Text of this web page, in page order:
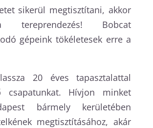
sikerül megtisztítani, akkor
Bobcat
gépeink tökéletesek erre a
20 éves tapasztalattal
csapatunkat. Hívjon minket
bármely kerületében
megtisztításához, akár